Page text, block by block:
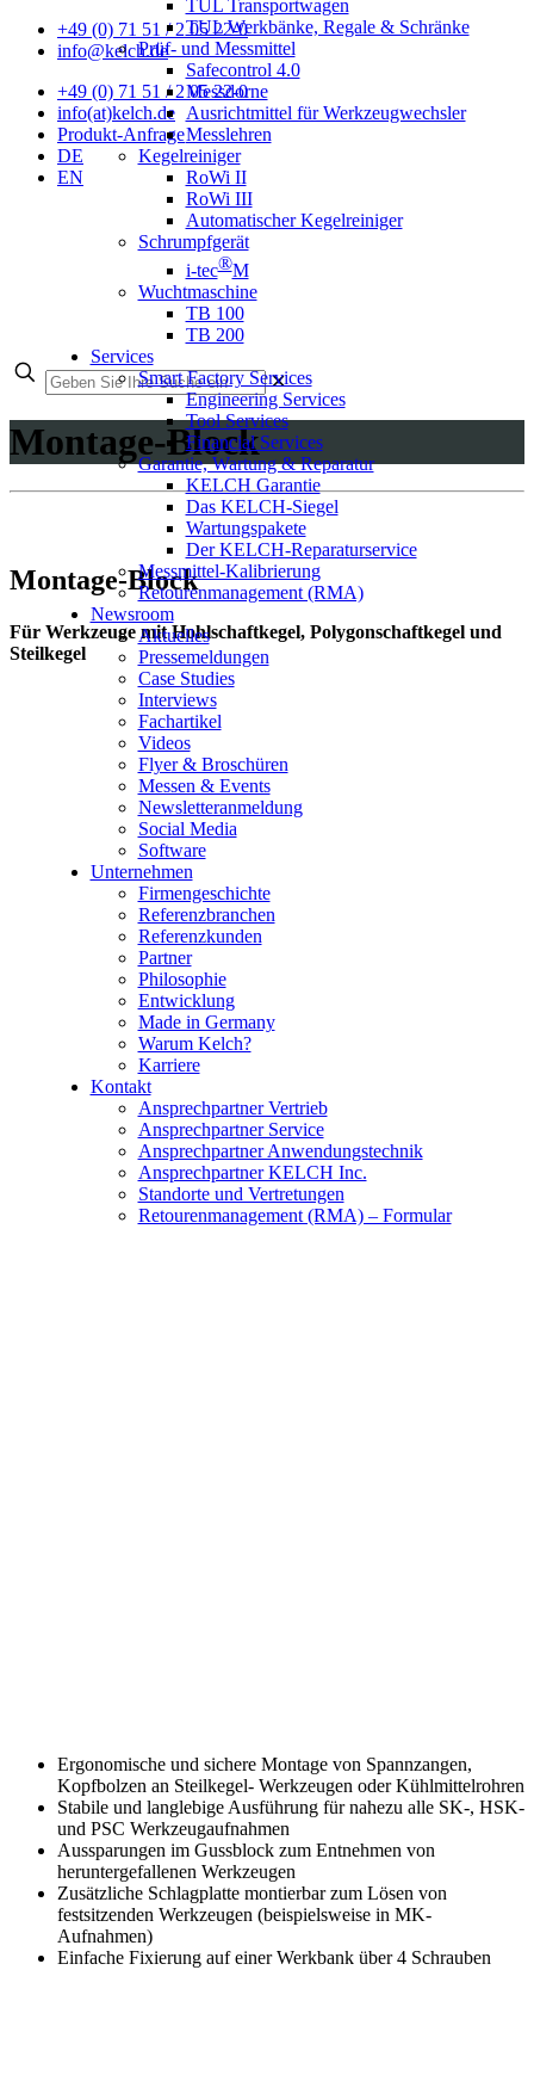
+49 (0) 71 51 / 2 05 22-0
info@kelch.de
+49 (0) 71 51 / 2 05 22-0
info(at)kelch.de
Produkt-Anfrage
DE
EN
TUL Transportwagen
TUL Werkbänke, Regale & Schränke
Prüf- und Messmittel
Safecontrol 4.0
Messdorne
Ausrichtmittel für Werkzeugwechsler
Messlehren
Kegelreiniger
RoWi II
RoWi III
Automatischer Kegelreiniger
Schrumpfgerät
i-tec®M
Wuchtmaschine
TB 100
TB 200
Services
Smart Factory Services
Engineering Services
Tool Services
Financial Services
Garantie, Wartung & Reparatur
KELCH Garantie
Das KELCH-Siegel
Wartungspakete
Der KELCH-Reparaturservice
Messmittel-Kalibrierung
Retourenmanagement (RMA)
Newsroom
Aktuelles
Pressemeldungen
Case Studies
Interviews
Fachartikel
Videos
Flyer & Broschüren
Messen & Events
Newsletteranmeldung
Social Media
Software
Unternehmen
Firmengeschichte
Referenzbranchen
Referenzkunden
Partner
Philosophie
Entwicklung
Made in Germany
Warum Kelch?
Karriere
Kontakt
Ansprechpartner Vertrieb
Ansprechpartner Service
Ansprechpartner Anwendungstechnik
Ansprechpartner KELCH Inc.
Standorte und Vertretungen
Retourenmanagement (RMA) – Formular
✕
Montage-Block
Montage-Block
Für Werkzeuge mit Hohlschaftkegel, Polygonschaftkegel und
Steilkegel
Ergonomische und sichere Montage von Spannzangen,
Kopfbolzen an Steilkegel- Werkzeugen oder Kühlmittelrohren
Stabile und langlebige Ausführung für nahezu alle SK-, HSK-
und PSC Werkzeugaufnahmen
Aussparungen im Gussblock zum Entnehmen von
heruntergefallenen Werkzeugen
Zusätzliche Schlagplatte montierbar zum Lösen von
festsitzenden Werkzeugen (beispielsweise in MK-
Aufnahmen)
Einfache Fixierung auf einer Werkbank über 4 Schrauben